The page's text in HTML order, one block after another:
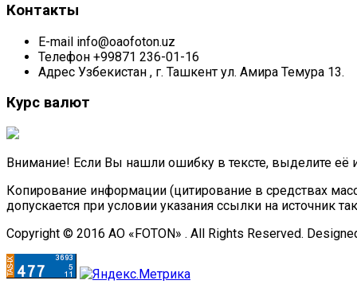
Контакты
E-mail info@oaofoton.uz
Телефон +99871 236-01-16
Адрес Узбекистан , г. Ташкент ул. Амира Темура 13.
Курс валют
Внимание! Если Вы нашли ошибку в тексте, выделите её
Копирование информации (цитирование в средствах
допускается при условии указания ссылки на источник
Copyright © 2016 АО «FOTON» . All Rights Reserved.